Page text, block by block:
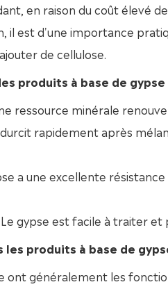
en raison du coût élevé
il est d'une importance
de cellulose.
produits à base de gypse
ressource minérale
rapidement après
a une excellente
gypse est facile à traiter
les produits à base de
ont généralement les